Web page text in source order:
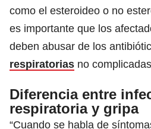
como el esteroideo o no
es importante que los
deben abusar de los
respiratorias no
Diferencia entre
respiratoria y gripa
“Cuando se habla de